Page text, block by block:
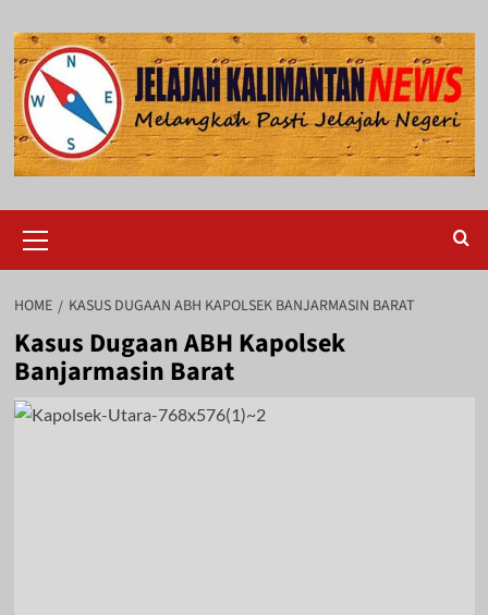
to
content
Menu
HOME KASUS DUGAAN ABH KAPOLSEK BANJARMASIN BARAT
Kasus Dugaan ABH Kapolsek
Banjarmasin Barat